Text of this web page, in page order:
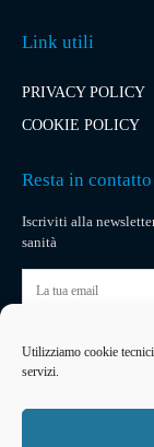
Utilizziamo cookie
servizi.
Link utili
PRIVACY POLICY
COOKIE POLICY
Resta in contatto
Iscriviti alla
sanità
Pubblicità
La tua pubblicità